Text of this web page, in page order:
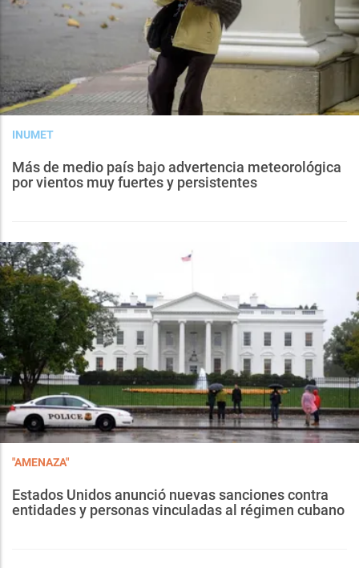
INUMET
Más de medio país bajo advertencia meteorológica
por vientos muy fuertes y persistentes
"AMENAZA"
Estados Unidos anunció nuevas sanciones contra
entidades y personas vinculadas al régimen cubano